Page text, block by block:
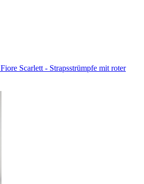
Fiore Scarlett - Strapsstrümpfe mit roter